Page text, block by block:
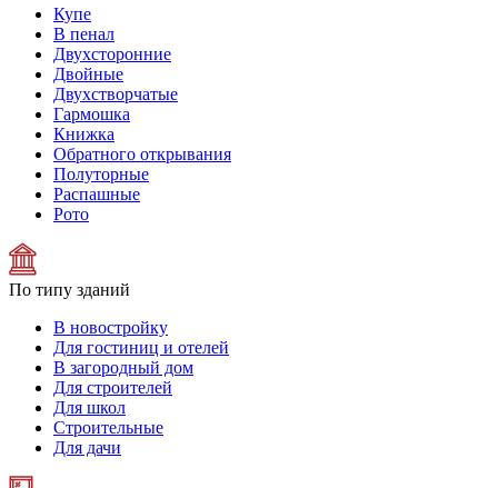
Купе
В пенал
Двухсторонние
Двойные
Двухстворчатые
Гармошка
Книжка
Обратного открывания
Полуторные
Распашные
Рото
По типу зданий
В новостройку
Для гостиниц и отелей
В загородный дом
Для строителей
Для школ
Строительные
Для дачи